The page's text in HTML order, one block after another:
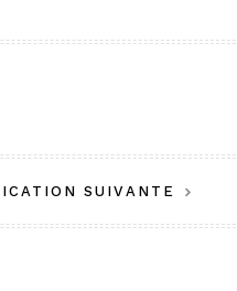
SUIVANTE